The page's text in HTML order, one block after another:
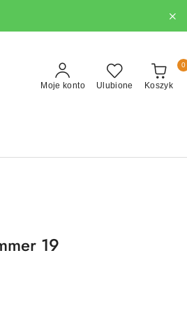
Moje konto Ulubione Koszyk
0
19